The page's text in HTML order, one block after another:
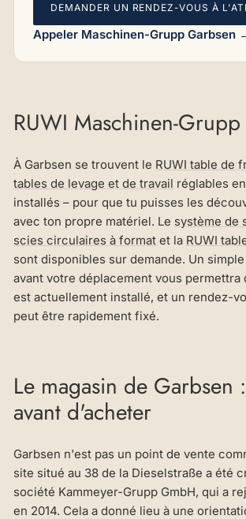
DEMANDER UN RENDEZ-VOUS À
Appeler Maschinen-Grupp Garbsen
RUWI Maschinen-Grupp
À Garbsen se trouvent le RUWI table de
tables de levage et de travail réglables
installés – pour que tu puisses les
avec ton propre matériel. Le système de
scies circulaires à format et la RUWI
sont disponibles sur demande. Un
avant votre déplacement vous permettra
est actuellement installé, et un rendez-
peut être rapidement fixé.
Le magasin de Garbsen
avant d'acheter
Garbsen n'est pas un point de vente
site situé au 38 de la Dieselstraße a été
société Kammeyer-Grupp GmbH, qui a
en 2014. Cela a donné lieu à une